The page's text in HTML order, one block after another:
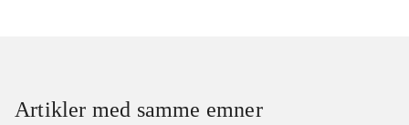
Artikler med samme emner